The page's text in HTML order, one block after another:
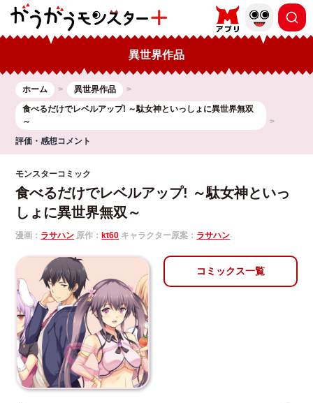
異世界作品
ホーム
異世界作品
食べるだけでレベルアップ! ～駄女神といっしょに異世界無双
～
評価・感想コメント
モンスターコミック
食べるだけでレベルアップ! ～駄女神といっ
しょに異世界無双～
漫画： ラサハン 原作：kt60 キャラクター原案： ラサハン
コミックス一覧